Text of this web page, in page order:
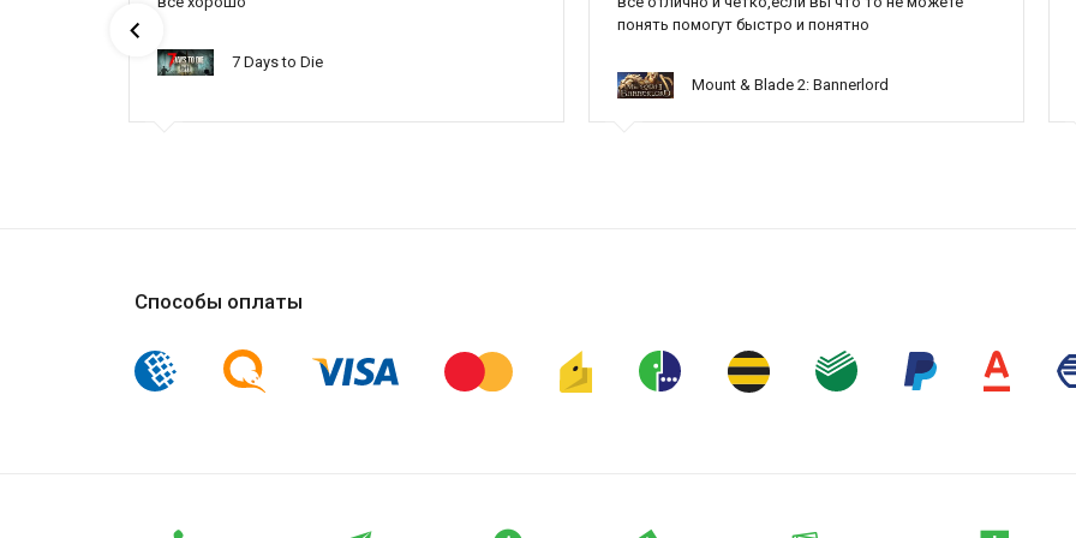
7 Days to Die
понять помогут быстро и понятно
Mount & Blade 2: Bannerlord
Способы оплаты